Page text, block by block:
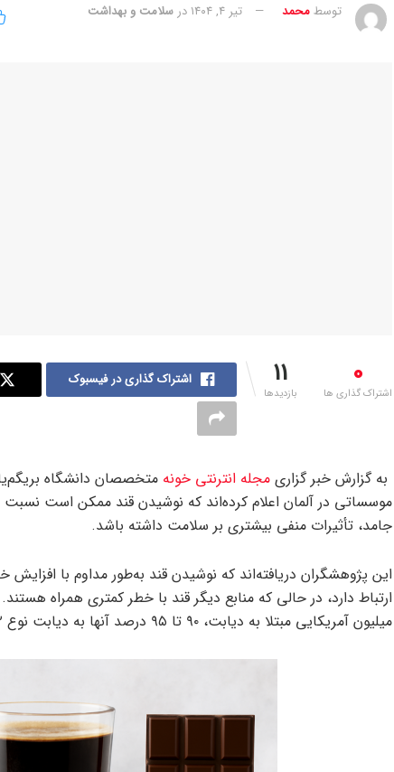
توسط محمد تیر ۴, ۱۴۰۴ در سلامت و بهداشت
0
اشتراک گذاری ها
11
بازدیدها
اشتراک گذاری در فیسبوک
به گزارش خبر گزاریمجله انترنتی خونه متخصصان دانشگاه
موسساتی در آلمان اعلام کرده‌اند که نوشیدن قند ممکن است
جامد، تأثیرات منفی بیشتری بر سلامت داشته باشد.
میلیون آمریکایی مبتلا به دیابت، ۹۰ تا ۹۵ درصد آنها به دیابت نوع ۲ مبتلا هستند.